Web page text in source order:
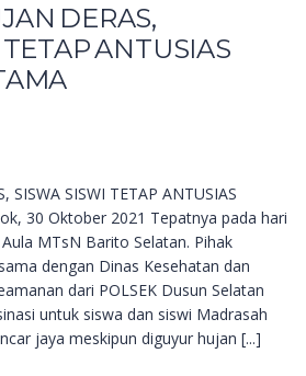
DERAS,
ANTUSIAS
SISWA SISWI TETAP ANTUSIAS
30 Oktober 2021 Tepatnya pada hari
MTsN Barito Selatan. Pihak
dengan Dinas Kesehatan dan
dari POLSEK Dusun Selatan
untuk siswa dan siswi Madrasah
jaya meskipun diguyur hujan [...]